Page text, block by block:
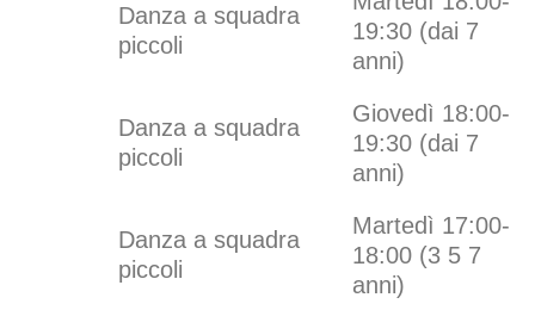
Danza a squadra
piccoli
19:30 (dai 7
anni)
Danza a squadra
piccoli
Giovedì 18:00-
19:30 (dai 7
anni)
Danza a squadra
piccoli
Martedì 17:00-
18:00 (3 5 7
anni)